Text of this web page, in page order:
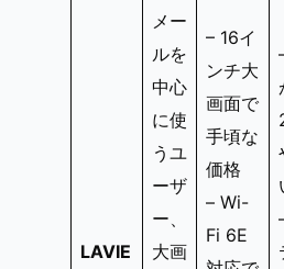
LAVIE
メー
ルを
中心
に使
うユ
ーザ
ー、
大画
– 16イ
ンチ大
画面で
手頃な
価格
– Wi-
Fi 6E